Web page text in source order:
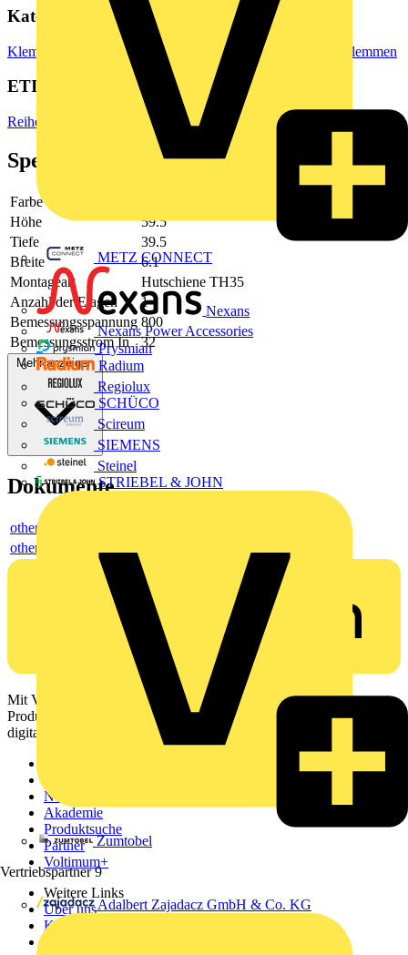
METZ CONNECT
Nexans
Nexans Power Accessories
Prysmian
Radium
Regiolux
SCHÜCO
Scireum
SIEMENS
Steinel
STRIEBEL & JOHN
Zumtobel
Vertriebspartner 9
Adalbert Zajadacz GmbH & Co. KG
Kategorien
Klemmen, Steckverbinder & Verbindungselemente Reihenklemmen
ETIM Group
Reihenklemmen
Spezifikationen
Farbe
Höhe
59.5
Tiefe
39.5
Breite
6.1
Montageart
Hutschiene TH35
Anzahl der Etagen
1
Bemessungsspannung 800
Bemessungsstrom In
32
Mehr anzeigen
Dokumente
others
others
Mit Voltimum erhalten Elektrofachkräfte Zugang zu Branchennews,
Produktinformationen, Schulungen und Tools – alles auf einer
digitalen Plattform und Community.
News
Akademie
Produktsuche
Partner
Voltimum+
Weitere Links
Über uns
Kontakt